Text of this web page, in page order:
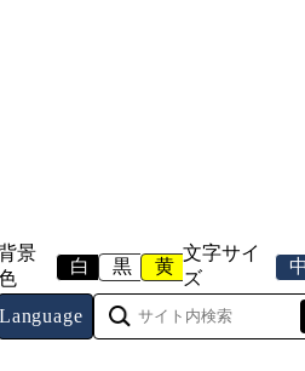
景
白 黒 黄
文字サイ
ズ
Language
探す 調べる・相談する
る>団体利用> 読書団体の